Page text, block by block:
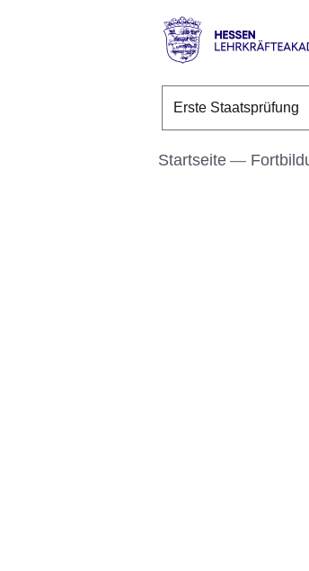
Direkt zum
Direkt zum
Direkt zum
Erste Staatsprüfung
Startseite